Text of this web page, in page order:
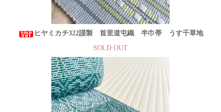
ヒヤミカチ322謹製 首里道屯織 半巾帯 うす千草地
SOLD OUT